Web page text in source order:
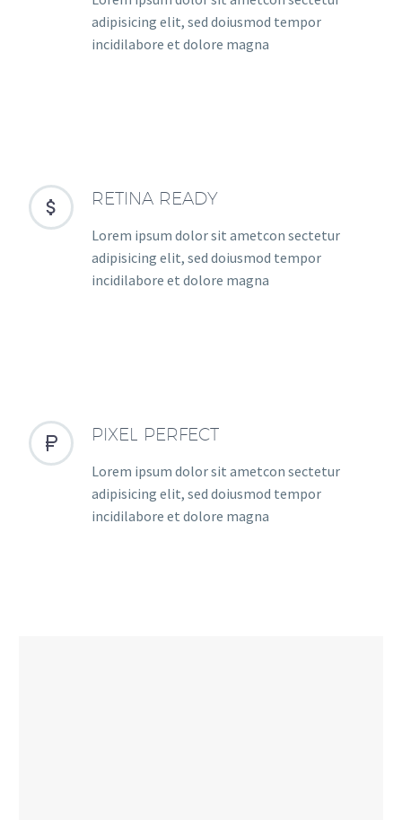
adipisicing elit, sed doiusmod tempor
incidilabore et dolore magna

 RETINA READY
Lorem ipsum dolor sit ametcon sectetur
adipisicing elit, sed doiusmod tempor
incidilabore et dolore magna

 PIXEL PERFECT
Lorem ipsum dolor sit ametcon sectetur
adipisicing elit, sed doiusmod tempor
incidilabore et dolore magna